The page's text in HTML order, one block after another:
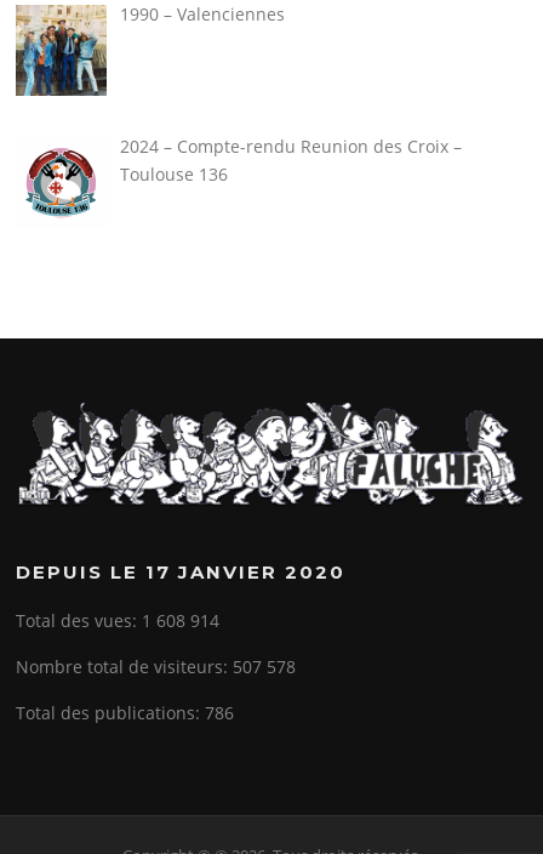
1990 – Valenciennes
2024 – Compte-rendu Reunion des Croix –
Toulouse 136
DEPUIS LE 17 JANVIER 2020
Total des vues: 1 608 914
Nombre total de visiteurs: 507 578
Total des publications:786